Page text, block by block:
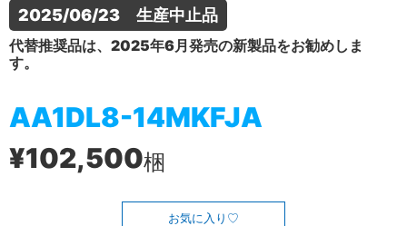
2025/06/23　生産中止品
代替推奨品は、2025年6月発売の新製品をお勧めしま
す。
AA1DL8-14MKFJA
¥102,500梱
お気に入り